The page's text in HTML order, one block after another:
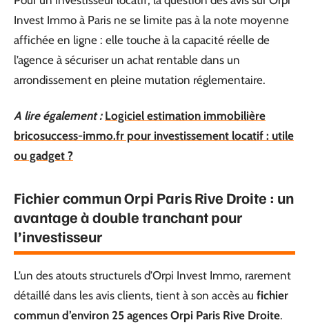
Invest Immo à Paris ne se limite pas à la note moyenne
affichée en ligne : elle touche à la capacité réelle de
l’agence à sécuriser un achat rentable dans un
arrondissement en pleine mutation réglementaire.
A lire également : Logiciel estimation immobilière
bricosuccess-immo.fr pour investissement locatif : utile
ou gadget ?
Fichier commun Orpi Paris Rive Droite : un
avantage à double tranchant pour
l’investisseur
L’un des atouts structurels d’Orpi Invest Immo, rarement
détaillé dans les avis clients, tient à son accès au fichier
commun d’environ 25 agences Orpi Paris Rive Droite.